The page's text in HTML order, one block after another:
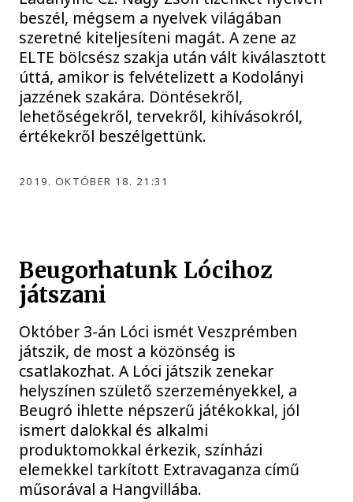
beszél, mégsem a nyelvek világában
szeretné kiteljesíteni magát. A zene az
ELTE bölcsész szakja után vált kiválasztott
úttá, amikor is felvételizett a Kodolányi
jazzének szakára. Döntésekről,
lehetőségekről, tervekről, kihívásokról,
értékekről beszélgettünk.
2019. OKTÓBER 18. 21:31
Beugorhatunk Lócihoz
játszani
Október 3-án Lóci ismét Veszprémben
játszik, de most a közönség is
csatlakozhat. A Lóci játszik zenekar
helyszínen születő szerzeményekkel, a
Beugró ihlette népszerű játékokkal, jól
ismert dalokkal és alkalmi
produktomokkal érkezik, színházi
elemekkel tarkított Extravaganza című
műsorával a Hangvillába.